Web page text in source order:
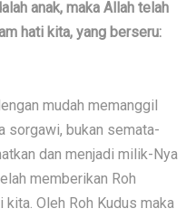
anak, maka Allah telah
hati kita, yang berseru:
mudah memanggil
sorgawi, bukan semata-
dan menjadi milik-Nya
memberikan Roh
Oleh Roh Kudus maka